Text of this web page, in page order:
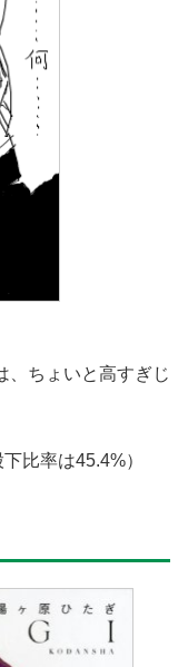
、ちょいと高すぎじ
比率は45.4%）